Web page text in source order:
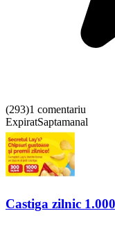
(293)1 comentariu
ExpiratSaptamanal
Castiga zilnic